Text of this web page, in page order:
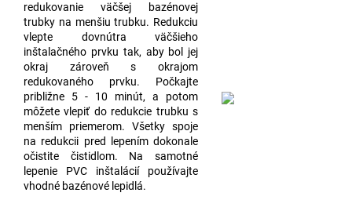
redukovanie väčšej bazénovej
trubky na menšiu trubku. Redukciu
vlepte dovnútra väčšieho
inštalačného prvku tak, aby bol jej
okraj zároveň s okrajom
redukovaného prvku. Počkajte
približne 5 - 10 minút, a potom
môžete vlepiť do redukcie trubku s
menším priemerom. Všetky spoje
na redukcii pred lepením dokonale
očistite čistidlom. Na samotné
lepenie PVC inštalácií používajte
vhodné bazénové lepidlá.